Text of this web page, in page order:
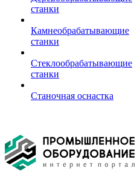
станки
Камнеобрабатывающие
станки
Стеклообрабатывающие
станки
Станочная оснастка